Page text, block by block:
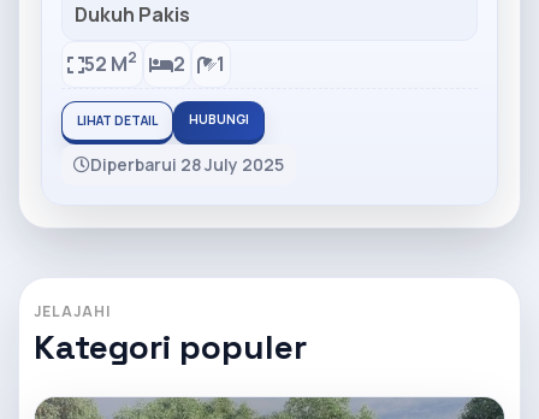
Dukuh Pakis
52 M2 2 1
LIHAT DETAIL HUBUNGI
Diperbarui 28 July 2025
JELAJAHI
Kategori populer